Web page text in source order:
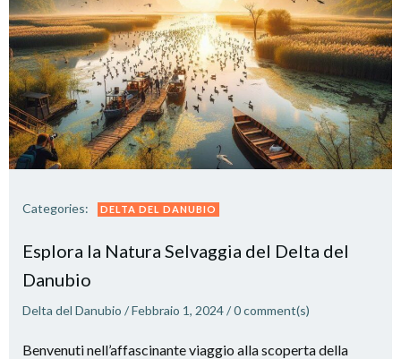
Categories: DELTA DEL DANUBIO
Esplora la Natura Selvaggia del Delta del
Danubio
Delta del Danubio /Febbraio 1, 2024/0comment(s)
Benvenuti nell’affascinante viaggio alla scoperta della